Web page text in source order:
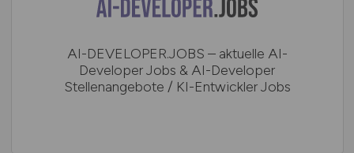
AI-DEVELOPER.JOBS – aktuelle AI-
Developer Jobs & AI-Developer
Stellenangebote / KI-Entwickler Jobs